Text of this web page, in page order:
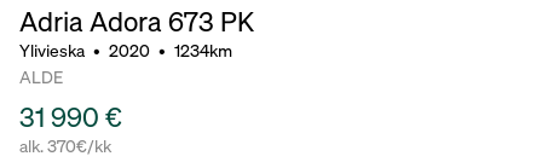
Adria Adora673 PK
Ylivieska • 2020 • 1234km
ALDE
31 990 €
alk. 370€/kk